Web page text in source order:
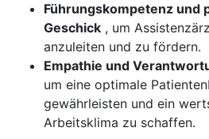
Führungskompetenz und
Geschick , um
anzuleiten und zu fördern.
Empathie und
um eine optimale
gewährleisten und ein
Arbeitsklima zu schaffen.